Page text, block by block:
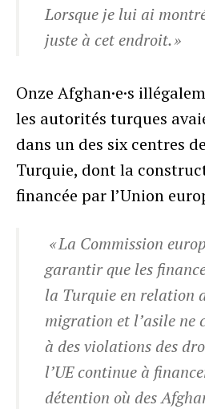
Lorsque je lui ai
juste à cet endroit. »
Onze Afghan·e·s
les autorités turques
dans un des six centres
Turquie, dont la
financée par l’Union
« La Commission
garantir que les
la Turquie en relation
migration et l’asile ne
à des violations des
l’UE continue à
détention où des